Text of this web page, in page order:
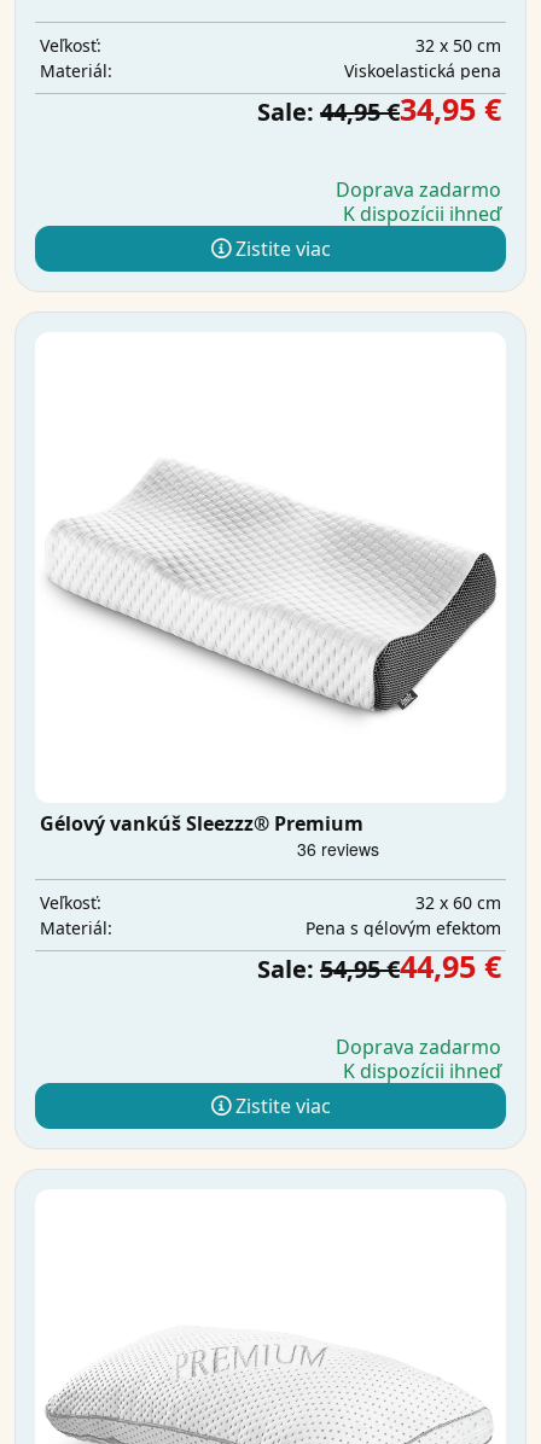
Veľkosť:
32 x 50 cm
Materiál:
Viskoelastická pena
Sale: 44,95 €34,95 €
Doprava zadarmo
K dispozícii ihneď
Zistite viac
Gélový vankúš Sleezzz® Premium
Veľkosť:
32 x 60 cm
Materiál:
Pena s gélovým efektom
Sale: 54,95 €44,95 €
Doprava zadarmo
K dispozícii ihneď
Zistite viac